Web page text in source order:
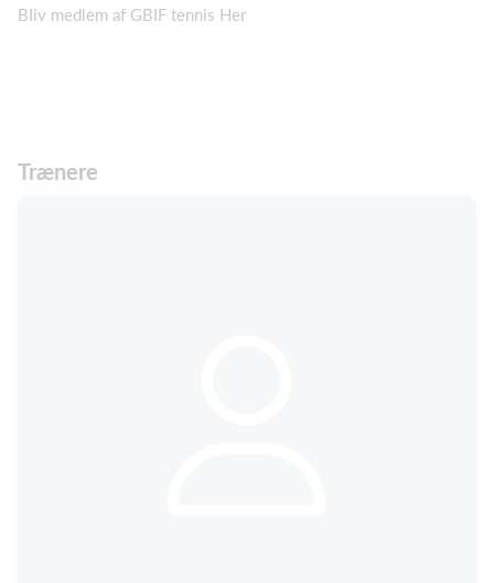
BIiv medlem af GBIF tennis Her
Trænere